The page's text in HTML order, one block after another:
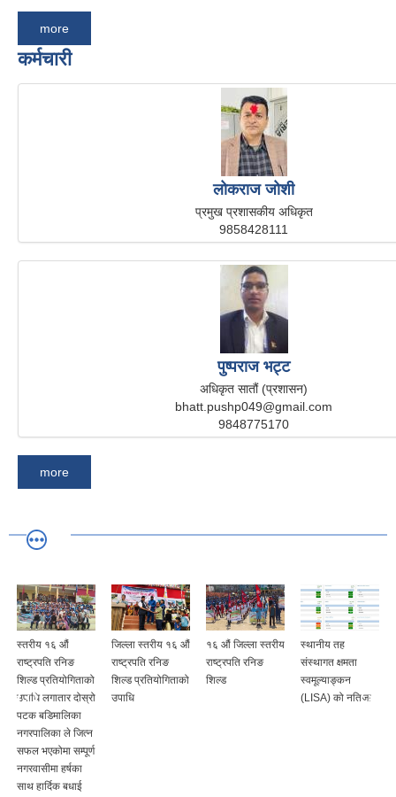
more
कर्मचारी
लोकराज जोशी
प्रमुख प्रशासकीय अधिकृत
9858428111
पुष्पराज भट्ट
अधिकृत सातौं (प्रशासन)
bhatt.pushp049@gmail.com
9848775170
more
१६ औं
रनिङ
दोस्रो
ले जित्न
सम्पूर्ण
हर्षका
बधाई
जिल्ला स्तरीय १६ औं
राष्ट्रपति रनिङ
शिल्ड प्रतियोगिताको
उपाधि
१६ औं जिल्ला स्तरीय
राष्ट्रपति रनिङ
शिल्ड
स्थानीय तह
संस्थागत क्षमता
स्वमूल्याङ्कन
(LISA) को नतिजा
संस्थागत
(LISA)